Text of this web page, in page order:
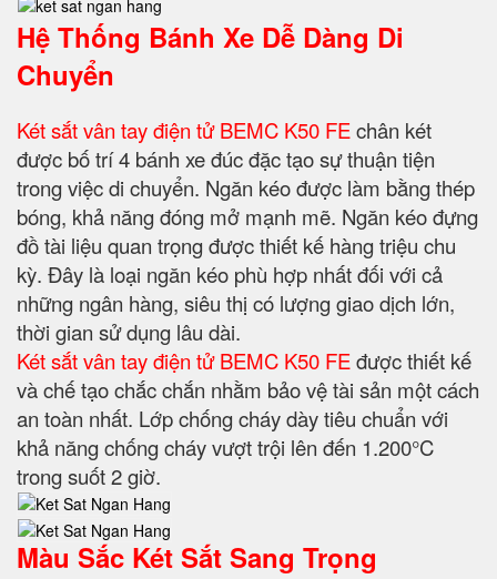
Hệ Thống Bánh Xe Dễ Dàng Di
Chuyển
Két sắt vân tay điện tử BEMC K50 FEchân két
được bố trí 4 bánh xe đúc đặc tạo sự thuận tiện
trong việc di chuyển. Ngăn kéo được làm bằng thép
bóng, khả năng đóng mở mạnh mẽ. Ngăn kéo đựng
đồ tài liệu quan trọng được thiết kế hàng triệu chu
kỳ. Đây là loại ngăn kéo phù hợp nhất đối với cả
những ngân hàng, siêu thị có lượng giao dịch lớn,
thời gian sử dụng lâu dài.
Két sắt vân tay điện tử BEMC K50 FEđược thiết kế
và chế tạo chắc chắn nhằm bảo vệ tài sản một cách
an toàn nhất. Lớp chống cháy dày tiêu chuẩn với
khả năng chống cháy vượt trội lên đến 1.200°C
trong suốt 2 giờ.
Màu Sắc Két Sắt Sang Trọng